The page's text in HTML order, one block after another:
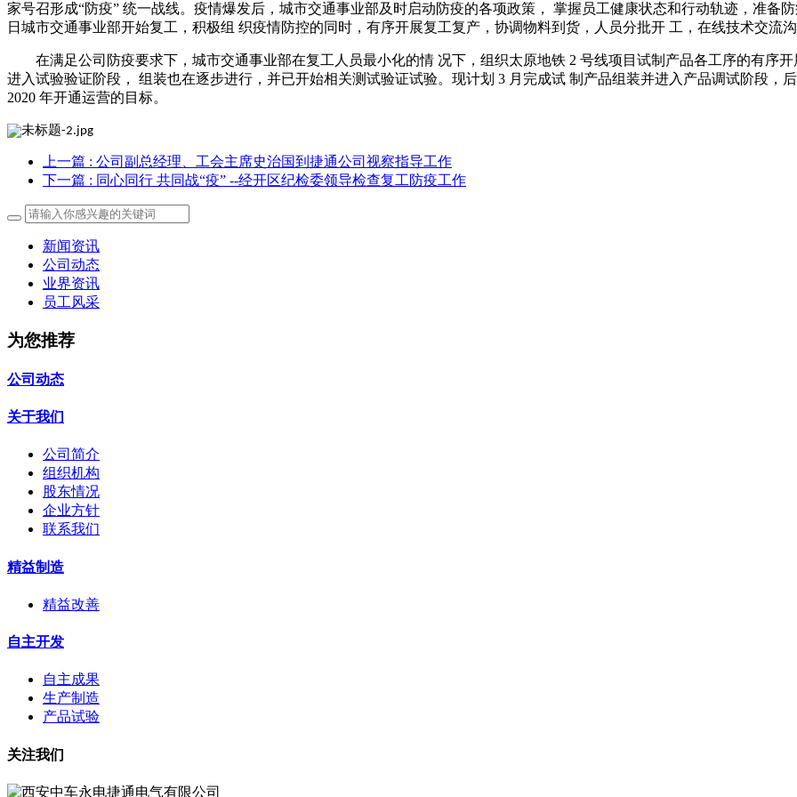
家号召形成“防疫” 统一战线。疫情爆发后，城市交通事业部及时启动防疫的各项政策， 掌握员工健康状态和行动轨迹，准备
日城市交通事业部开始复工，积极组 织疫情防控的同时，有序开展复工复产，协调物料到货，人员分批开 工，在线技术交流
在满足公司防疫要求下，城市交通事业部在复工人员最小化的情 况下，组织太原地铁 2 号线项目试制产品各工序的有序
进入试验验证阶段， 组装也在逐步进行，并已开始相关测试验证试验。现计划 3 月完成试 制产品组装并进入产品调试阶段，
2020 年开通运营的目标。
上一篇 : 公司副总经理、工会主席史治国到捷通公司视察指导工作
下一篇 : 同心同行 共同战“疫” --经开区纪检委领导检查复工防疫工作
新闻资讯
公司动态
业界资讯
员工风采
为您推荐
公司动态
关于我们
公司简介
组织机构
股东情况
企业方针
联系我们
精益制造
精益改善
自主开发
自主成果
生产制造
产品试验
关注我们